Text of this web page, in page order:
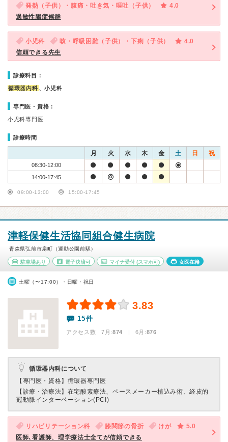
発熱（子供）・腹痛・吐き気・嘔吐（子供）
4.0
過敏性腸症候群
小児科 咳・呼吸困難（子供）・下痢（子供）
4.0
信頼できる先生
診療科目：
循環器内科 、小児科
専門医・資格：
小児科専門医
診療時間
月 火 水 木 金 土 日 祝
08:30-12:00
14:00-17:45
09:00-13:00 15:00-17:45
津軽保健生活協同組合健生病院
青森県弘前市扇町（運動公園前駅）
駐車場あり 電子決済可 マイナ受付 (スマホ可) 女医在籍
土曜（〜17:00）・日曜・祝日
3.83
15件
アクセス数 7月:874 | 6月:876
循環器内科について
【専門医・資格】 循環器専門医
【診療・治療法】 在宅酸素療法、ペースメーカー植込み術、経皮的
冠動脈インターベーション(PCI)
リハビリテーション科 膝関節の骨折 けが
5.0
医師､看護師、理学療法士全てが信頼できる